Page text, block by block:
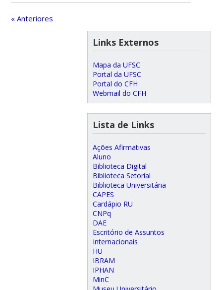
« Anteriores
Links Externos
Mapa da UFSC
Portal da UFSC
Portal do CFH
Webmail do CFH
Lista de Links
Ações Afirmativas
Aluno
Biblioteca Digital
Biblioteca Setorial
Biblioteca Universitária
CAPES
Cardápio RU
CNPq
DAE
Escritório de Assuntos
Internacionais
HU
IBRAM
IPHAN
MinC